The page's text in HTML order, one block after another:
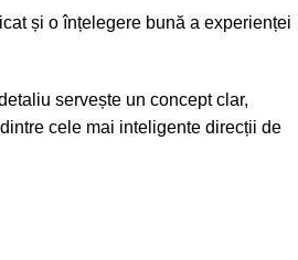
și o înțelegere bună a experienței
servește un concept clar,
cele mai inteligente direcții de